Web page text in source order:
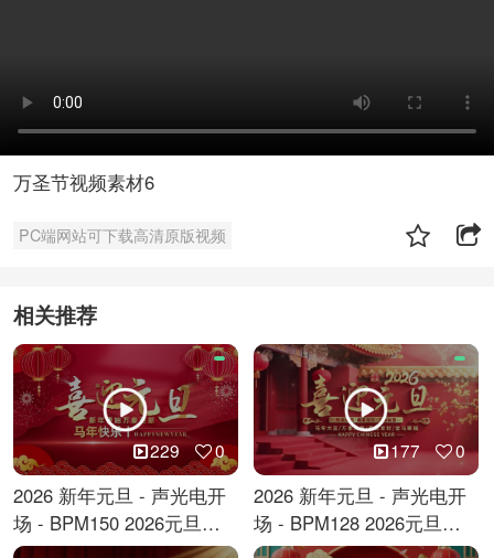
万圣节视频素材6
PC端网站可下载高清原版视频
相关推荐
229 0
2026 新年元旦 - 声光电开
场 - BPM150 2026元旦跨
年倒计时
177 0
2026 新年元旦 - 声光电开
场 - BPM128 2026元旦马
年